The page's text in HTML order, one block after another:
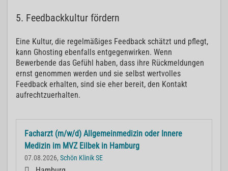
5. Feedbackkultur fördern
Eine Kultur, die regelmäßiges Feedback schätzt und pflegt,
kann Ghosting ebenfalls entgegenwirken. Wenn
Bewerbende das Gefühl haben, dass ihre Rückmeldungen
ernst genommen werden und sie selbst wertvolles
Feedback erhalten, sind sie eher bereit, den Kontakt
aufrechtzuerhalten.
Facharzt (m/w/d) Allgemeinmedizin oder Innere
Medizin im MVZ Eilbek in Hamburg
07.08.2026, Schön Klinik SE